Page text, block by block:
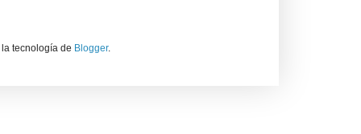
tecnología de Blogger.